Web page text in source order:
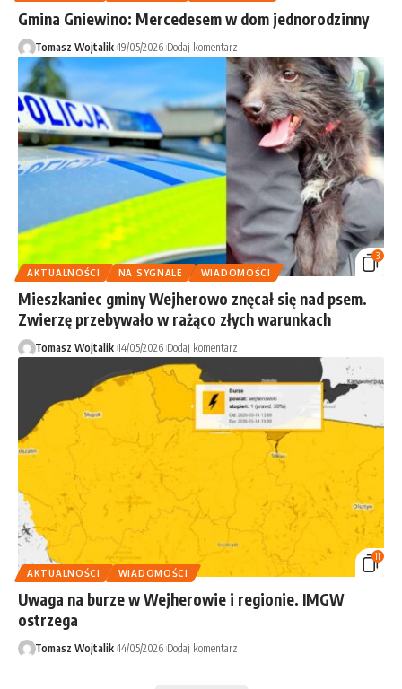
Gmina Gniewino: Mercedesem w dom jednorodzinny
Tomasz Wojtalik 19/05/2026 Dodaj komentarz
3
AKTUALNOŚCI
NA SYGNALE WIADOMOŚCI
Mieszkaniec gminy Wejherowo znęcał się nad psem.
Zwierzę przebywało w rażąco złych warunkach
Tomasz Wojtalik 14/05/2026 Dodaj komentarz
11
AKTUALNOŚCI
WIADOMOŚCI
Uwaga na burze w Wejherowie i regionie. IMGW
ostrzega
Tomasz Wojtalik 14/05/2026 Dodaj komentarz